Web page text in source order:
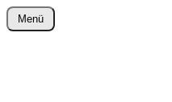
wurster-
Menü
Zum
Inhalt